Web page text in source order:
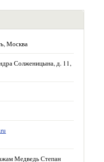
Москва
Солженицына, д. 11,
Медведь Степан